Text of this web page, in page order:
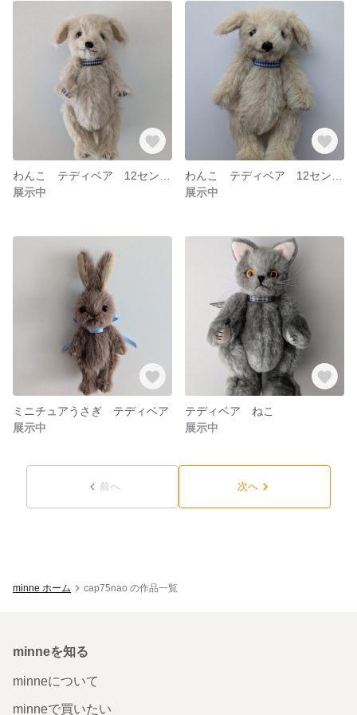
展示中
展示中
ミニチュアうさぎ テディベア
展示中
テディベア ねこ
展示中
前へ 次へ
minne ホーム cap75nao の作品一覧
minneを知る
minneについて
minneで買いたい